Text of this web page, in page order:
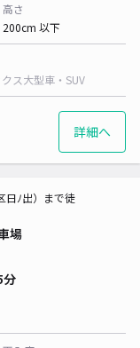
高さ
200cm 以下
ス大型車・SUV
詳細へ
場
日ﾉ出）まで徒
分